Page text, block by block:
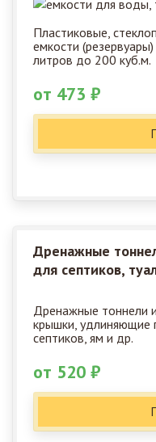
Пластиковые,
емкости
литров до 200 куб.м.
от 473 ₽
Дренажные
для септиков,
Дренажные тоннели
крышки, удлиняющие
септиков, ям и др.
от 520 ₽